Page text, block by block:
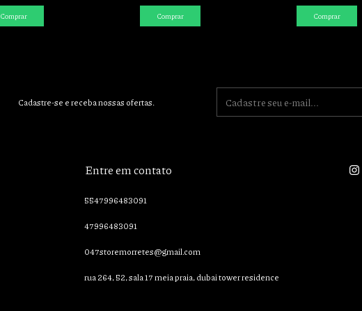
Comprar Comprar Comprar
Cadastre-se e receba nossas ofertas.
Entre em contato
5547996483091
47996483091
047storemorretes@gmail.com
rua 264, 52, sala 17 meia praia, dubai tower residence